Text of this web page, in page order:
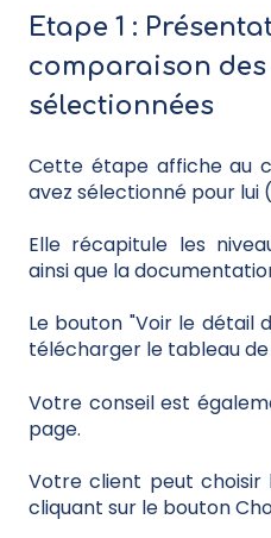
Etape 1 :
comparaison
sélectionnées
Cette étape affiche au
avez sélectionné pour lui
Elle récapitule les
ainsi que la
Le bouton "Voir le détail
télécharger le tableau
Votre conseil est
page.
Votre client peut choisir
cliquant sur le bouton